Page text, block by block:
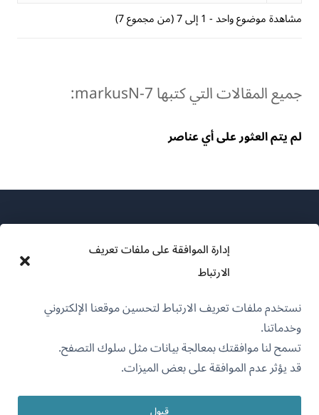
إدارة الموافقة على ملفات تعريف
الارتباط
نستخدم ملفات تعريف الارتباط لتحسين موقعنا الإلكتروني
وخدماتنا.
تسمح لنا موافقتك بمعالجة بيانات مثل سلوك التصفح.
قد يؤثر عدم الموافقة على بعض الميزات.
مشاهدة موضوع واحد - 1 إلى 7 (من مجموع 7)
جميع المقالات التي كتبها markusN-7:
لم يتم العثور على أي عناصر
سياسة GDPR والخصوصية
انضم إلى فريقنا (يفتح
جديدة)
(يفتح
نافذة
(يفتح
نافذة
(يفتح